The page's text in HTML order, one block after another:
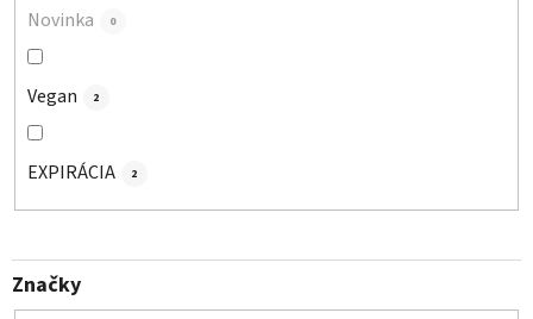
Novinka 0
Vegan 2
EXPIRÁCIA 2
Značky